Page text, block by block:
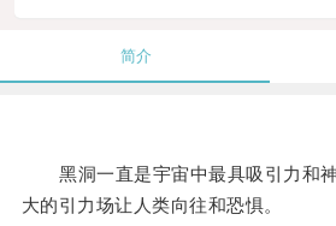
简介
黑洞一直是宇宙中最具吸引力和神
大的引力场让人类向往和恐惧。